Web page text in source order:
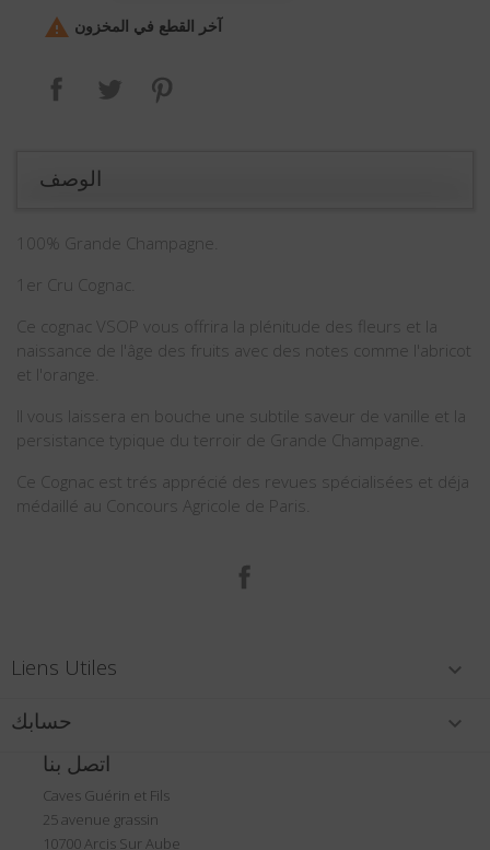
 آخر القطع في المخزون
مشاركة تغريدة
الوصف
100% Grande Champagne.
1er Cru Cognac.
Ce cognac VSOP vous offrira la plénitude des fleurs et la
naissance de l'âge des fruits avec des notes comme l'abricot
et l'orange.
Il vous laissera en bouche une subtile saveur de vanille et la
persistance typique du terroir de Grande Champagne.
Ce Cognac est trés apprécié des revues spécialisées et déja
médaillé au Concours Agricole de Paris.
Liens Utiles 
حسابك 
اتصل بنا
Caves Guérin et Fils
25 avenue grassin
10700 Arcis Sur Aube